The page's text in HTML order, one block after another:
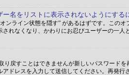
名をリストに表示されないようにする
ンライン状態を隠す” があるはずです。こ
れなくなり、かわりにお忍びユーザーの一人
り戻すことはできませんが新しいパスワード
ドレスを入力して送信してください。再発行